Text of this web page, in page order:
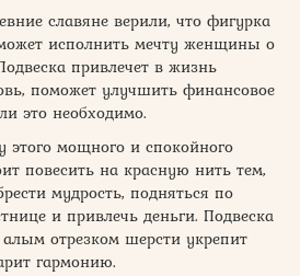
славяне верили, что фигурка
исполнить мечту женщины о
привлечет в жизнь
поможет улучшить финансовое
это необходимо.
этого мощного и спокойного
повесить на красную нить тем,
мудрость, подняться по
и привлечь деньги. Подвеска
отрезком шерсти укрепит
гармонию.